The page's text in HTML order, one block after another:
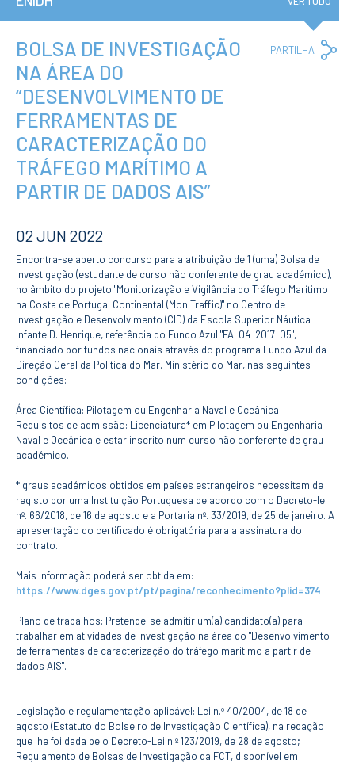
Privacidade e
RGPD
Política de
Avaliação e
Qualidade
Identidade de
Marca
Protocolos
Recrutamento
Contratação
Pública
Notícias
Agenda
Centenário ENIDH
Reconhecimento
de Habilitações
Estrangeiras
CURSOS
Mestrados
Licenciaturas
Cursos TeSP
Cursos de Curta
Duração
CANDIDATURAS
Mestrados
Licenciaturas
Cursos TeSP
Internacionais
Reingresso
Cursos
Preparatórios
ERASMUS +
ESTUDANTES
Informação
Académica
BOLSA DE INVESTIGAÇÃO
NA ÁREA DO
“DESENVOLVIMENTO DE
FERRAMENTAS DE
CARACTERIZAÇÃO DO
TRÁFEGO MARÍTIMO A
PARTIR DE DADOS AIS”
PARTILHA
02 JUN 2022
Encontra-se aberto concurso para a atribuição de 1 (uma) Bolsa de
Investigação (estudante de curso não conferente de grau académico),
no âmbito do projeto "Monitorização e Vigilância do Tráfego Marítimo
na Costa de Portugal Continental (MoniTraffic)" no Centro de
Investigação e Desenvolvimento (CID) da Escola Superior Náutica
Infante D. Henrique, referência do Fundo Azul "FA_04_2017_05",
financiado por fundos nacionais através do programa Fundo Azul da
Direção Geral da Política do Mar, Ministério do Mar, nas seguintes
condições:
Área Científica: Pilotagem ou Engenharia Naval e Oceânica
Requisitos de admissão: Licenciatura* em Pilotagem ou Engenharia
Naval e Oceânica e estar inscrito num curso não conferente de grau
académico.
* graus académicos obtidos em países estrangeiros necessitam de
registo por uma Instituição Portuguesa de acordo com o Decreto-lei
nº. 66/2018, de 16 de agosto e a Portaria nº. 33/2019, de 25 de janeiro. A
apresentação do certificado é obrigatória para a assinatura do
contrato.
Mais informação poderá ser obtida em:
https://www.dges.gov.pt/pt/pagina/reconhecimento?plid=374
Plano de trabalhos: Pretende-se admitir um(a) candidato(a) para
trabalhar em atividades de investigação na área do "Desenvolvimento
de ferramentas de caracterização do tráfego marítimo a partir de
dados AIS".
Legislação e regulamentação aplicável: Lei n.º 40/2004, de 18 de
agosto (Estatuto do Bolseiro de Investigação Científica), na redação
que lhe foi dada pelo Decreto-Lei n.º 123/2019, de 28 de agosto;
Regulamento de Bolsas de Investigação da FCT, disponível em